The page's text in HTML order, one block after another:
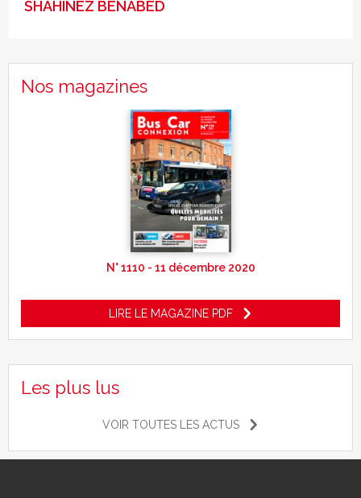
SHAHINEZ BENABED
Nos magazines
N° 1110 - 11 décembre 2020
LIRE LE MAGAZINE PDF
Les plus lus
VOIR TOUTES LES ACTUS